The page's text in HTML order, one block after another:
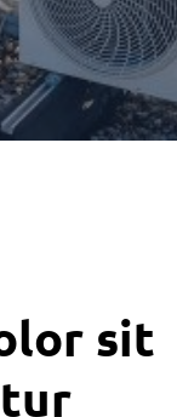
sit